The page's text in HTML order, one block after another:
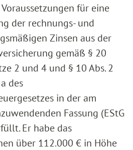
für eine
der rechnungs- und
Zinsen aus der
gemäß § 20
2 und 4 und § 10 Abs. 2
des
in der am
Fassung (EStG
Er habe das
über 112.000 € in Höhe